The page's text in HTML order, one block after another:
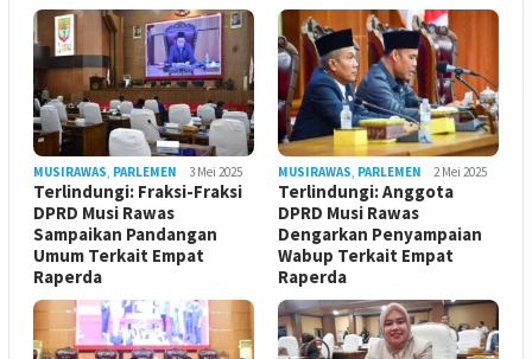
MUSIRAWAS, PARLEMEN 3 Mei 2025
Terlindungi: Fraksi-Fraksi
DPRD Musi Rawas
Sampaikan Pandangan
Umum Terkait Empat
Raperda
MUSIRAWAS, PARLEMEN 2 Mei 2025
Terlindungi: Anggota
DPRD Musi Rawas
Dengarkan Penyampaian
Wabup Terkait Empat
Raperda